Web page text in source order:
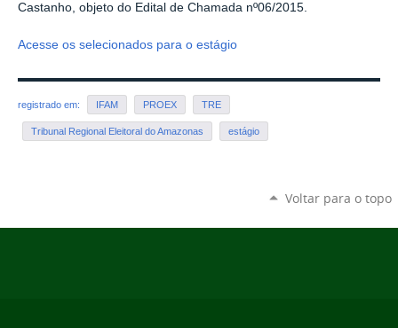
Castanho, objeto do Edital de Chamada nº06/2015.
Acesse os selecionados para o estágio
registrado em: IFAM PROEX TRE
Tribunal Regional Eleitoral do Amazonas estágio
Voltar para o topo